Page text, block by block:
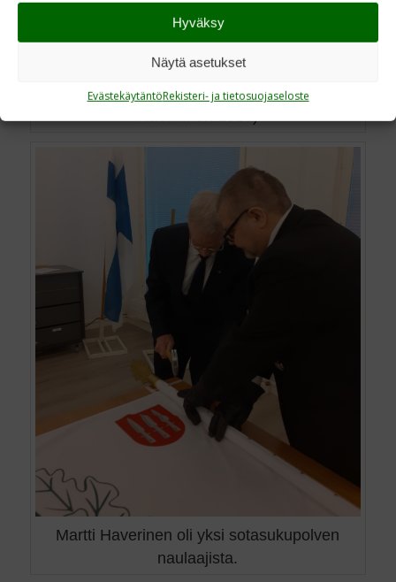
Hyväksy
Näytä asetukset
EvästekäytäntöRekisteri- ja tietosuojaseloste
Paavo Harakka naulaa. (kuva: Mikko
Rautiainen 2025)
Martti Haverinen oli yksi sotasukupolven
naulaajista.